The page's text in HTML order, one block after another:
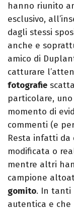
hanno riunito
esclusivo,
dagli stessi
anche e
amico di
catturare
fotografie
particolare,
momento di
commenti (e
Resta infatti da
modificata o
mentre altri
campione
gomito. In tanti
autentica e